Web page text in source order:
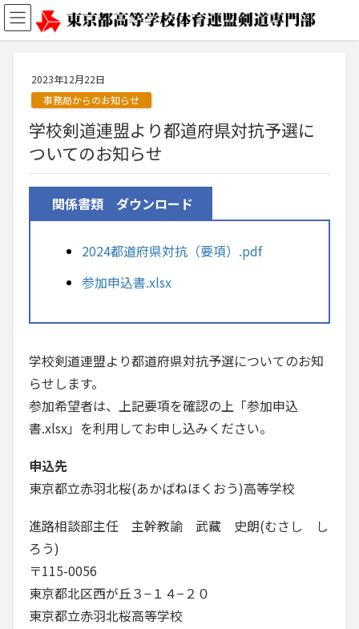
2023年12月22日
事務局からのお知らせ
学校剣道連盟より都道府県対抗予選に
ついてのお知らせ
関係書類 ダウンロード
2024都道府県対抗（要項）.pdf
参加申込書.xlsx
学校剣道連盟より都道府県対抗予選についてのお知
らせします。
参加希望者は、上記要項を確認の上「参加申込
書.xlsx」を利用してお申し込みください。
申込先
東京都立赤羽北桜(あかばねほくおう)高等学校
進路相談部主任 主幹教諭 武藏 史朗(むさし し
ろう)
〒115-0056
東京都北区西が丘３−１４−２０
東京都立赤羽北桜高等学校